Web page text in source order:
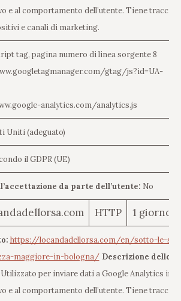
e al comportamento dell’utente. Tiene traccia
e canali di marketing.
tag, pagina numero di linea sorgente 8
gtag/js?id=UA-
analytics.com/analytics.js
Uniti (adeguato)
il GDPR (UE)
da parte dell’utente: No
HTTP 1 giorno
https://locandadellorsa.com/en/sotto-le-
maggiore-in-bologna/ Descrizione dello
Utilizzato per inviare dati a Google Analytics in
e al comportamento dell’utente. Tiene traccia